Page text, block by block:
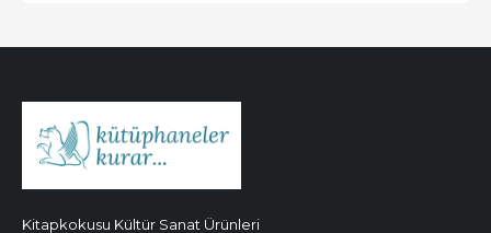
Kitapkokusu Kültür Sanat Ürünleri